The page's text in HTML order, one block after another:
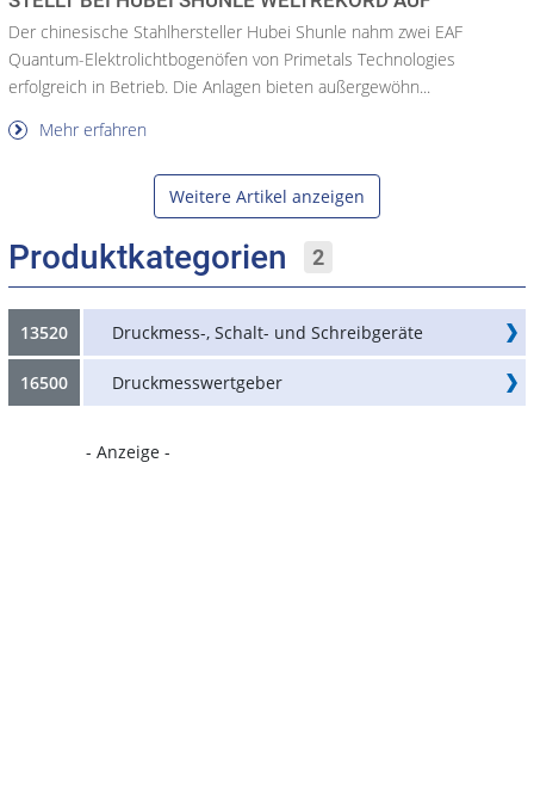
Der chinesische Stahlhersteller Hubei Shunle nahm zwei EAF
Quantum-Elektrolichtbogenöfen von Primetals Technologies
erfolgreich in Betrieb. Die Anlagen bieten außergewöhn...
Mehr erfahren
Weitere Artikel anzeigen
Produktkategorien 2
13520 Druckmess-, Schalt- und Schreibgeräte
16500 Druckmesswertgeber
- Anzeige -